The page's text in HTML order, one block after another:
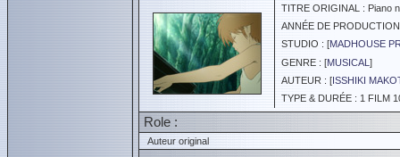
TITRE ORIGINAL : Piano
ANNÉE DE
STUDIO : [MADHOUSE
GENRE : [MUSICAL ]
AUTEUR : [ISSHIKI
TYPE & DURÉE : 1 FILM
Role :
Auteur original